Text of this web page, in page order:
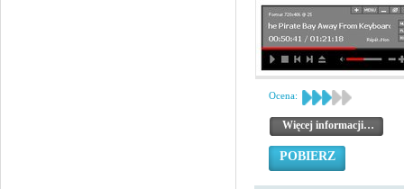
Ocena:
Więcej informacji…
POBIERZ